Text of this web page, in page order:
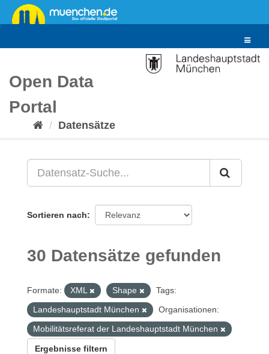
Überspringen
zum
Toggle
Open Data
Portal
Datensätze
Sortieren nach
30 Datensätze gefunden
Formate: XML Shape
Tags:
Landeshauptstadt München
Organisationen:
Mobilitätsreferat der Landeshauptstadt München
Ergebnisse filtern